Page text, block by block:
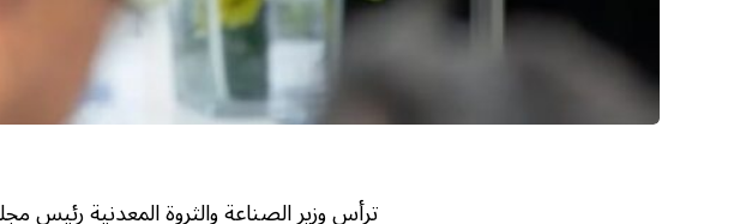
ترأس وزير الصناعة والثروة المعدنية رئيس